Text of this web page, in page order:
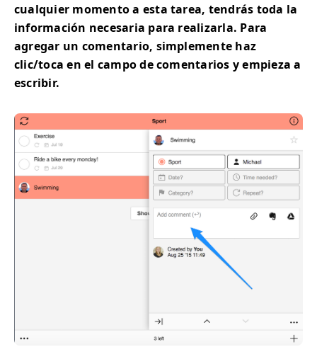
cualquier momento a esta tarea, tendrás toda la
información necesaria para realizarla. Para
agregar un comentario, simplemente haz
clic/toca en el campo de comentarios y empieza a
escribir.